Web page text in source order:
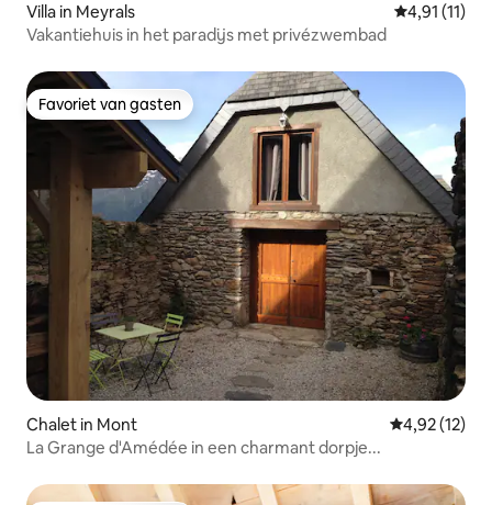
Villa in Meyrals Gemiddelde
4,91 (11)
Vakantiehuis in het paradijs met privézwembad
Favoriet van gasten
Favoriet van gasten
Chalet in Mont Gemiddelde
4,92 (12)
La Grange d'Amédée in een charmant dorpje...